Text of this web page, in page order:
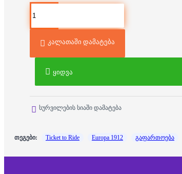
კალათაში დამატება
ყიდვა
სურვილების სიაში დამატება
თეგები: Ticket to Ride Europa 1912 გაფართოება